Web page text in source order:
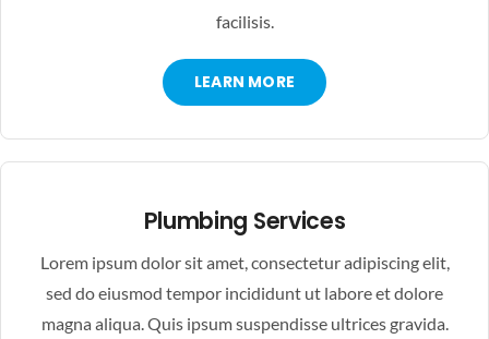
facilisis.
LEARN MORE
Plumbing Services
Lorem ipsum dolor sit amet, consectetur adipiscing elit,
sed do eiusmod tempor incididunt ut labore et dolore
magna aliqua. Quis ipsum suspendisse ultrices gravida.